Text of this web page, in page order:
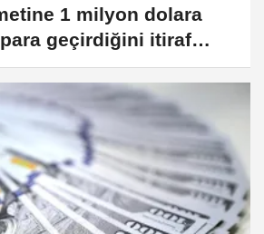
1 milyon dolara
geçirdiğini itiraf
hakkında dava